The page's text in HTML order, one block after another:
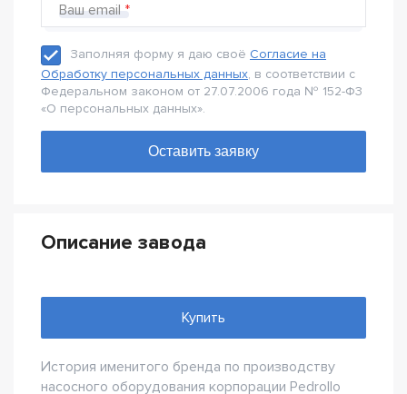
Ваш email
Заполняя форму я даю своё Согласие на
Обработку персональных данных, в соответствии с
Федеральном законом от 27.07.2006 года № 152-Ф3
«О персональных данных».
Описание завода
Купить
История именитого бренда по производству
насосного оборудования корпорации Pedrollo